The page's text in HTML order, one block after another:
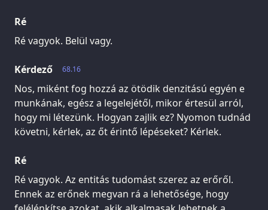
Ré
Ré vagyok. Belül vagy.
68.16
Kérdező
Nos, miként fog hozzá az ötödik denzitású egyén e
munkának, egész a legelejétől, mikor értesül arról,
hogy mi létezünk. Hogyan zajlik ez? Nyomon tudnád
követni, kérlek, az őt érintő lépéseket? Kérlek.
Ré
Ré vagyok. Az entitás tudomást szerez az erőről.
Ennek az erőnek megvan rá a lehetősége, hogy